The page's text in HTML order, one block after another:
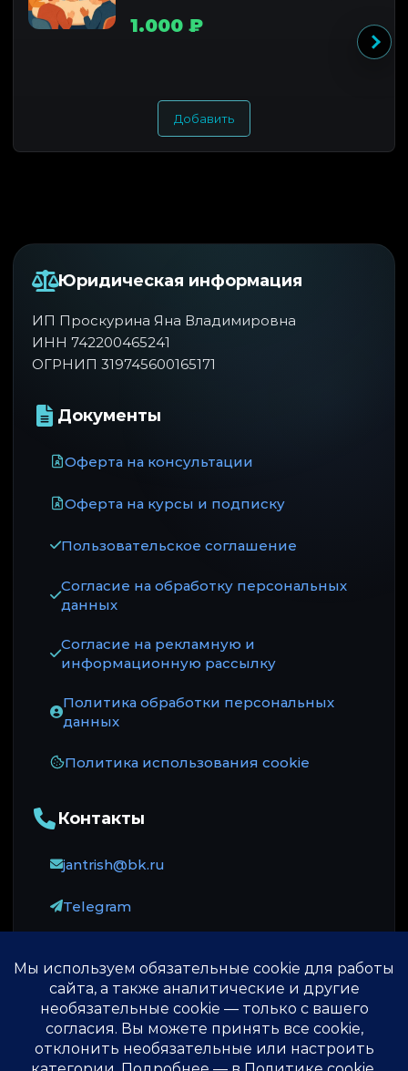
1.000 ₽
Добавить
Юридическая информация
ИП Проскурина Яна Владимировна
ИНН 742200465241
ОГРНИП 319745600165171
Документы
Оферта на консультации
Оферта на курсы и подписку
Пользовательское соглашение
Согласие на обработку персональных
данных
Согласие на рекламную и
информационную рассылку
Политика обработки персональных
данных
Политика использования cookie
Контакты
jantrish@bk.ru
Telegram
Оплата принимается через ЮKassa: карты
российских банков, МИР и СБП.
© 2013-2026 ♾️Источник безсмертия